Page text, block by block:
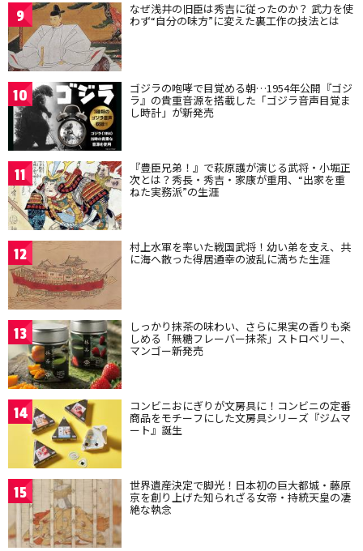
9 なぜ浅井の旧臣は秀吉に従ったのか？ 武力を使
わず“自分の味方”に変えた裏工作の技法とは
10 ゴジラの咆哮で目覚める朝…1954年公開『ゴジ
ラ』の貴重音源を搭載した「ゴジラ音声目覚ま
し時計」が新発売
11 『豊臣兄弟！』で萩原護が演じる武将・小堀正
次とは？秀長・秀吉・家康が重用、“出家を重
ねた実務派”の生涯
12 村上水軍を率いた戦国武将！幼い弟を支え、共
に海へ散った得居通幸の波乱に満ちた生涯
13 しっかり抹茶の味わい、さらに果実の香りも楽
しめる「無糖フレーバー抹茶」ストロベリー、
マンゴー新発売
14 コンビニおにぎりが文房具に！コンビニの定番
商品をモチーフにした文房具シリーズ『ジムマ
ート』誕生
15 世界遺産決定で脚光！日本初の巨大都城・藤原
京を創り上げた知られざる女帝・持統天皇の凄
絶な執念